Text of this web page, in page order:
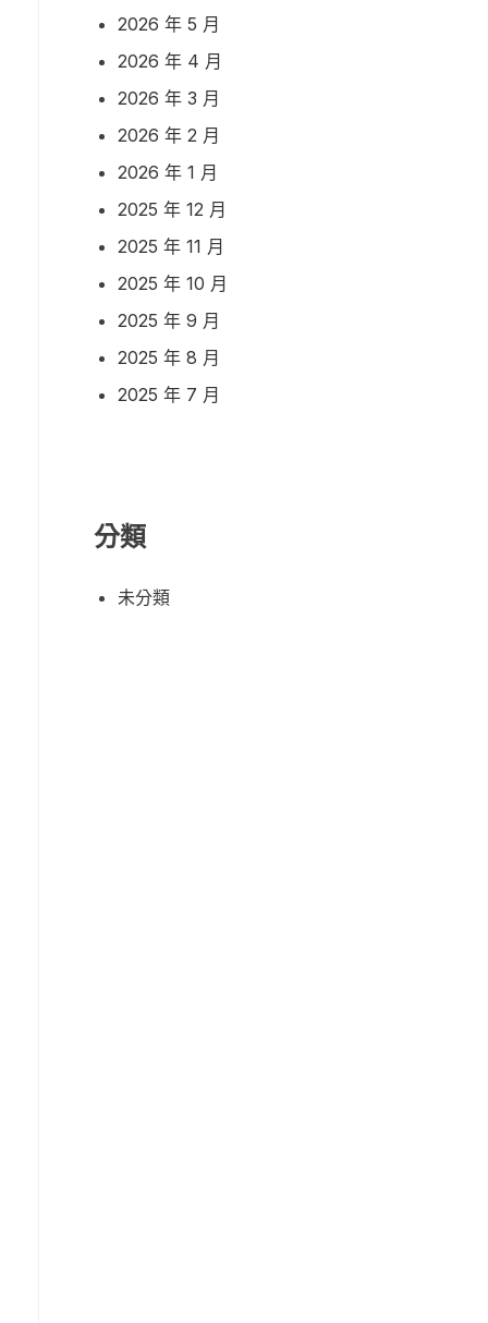
2026 年 5 月
2026 年 4 月
2026 年 3 月
2026 年 2 月
2026 年 1 月
2025 年 12 月
2025 年 11 月
2025 年 10 月
2025 年 9 月
2025 年 8 月
2025 年 7 月
分類
未分類